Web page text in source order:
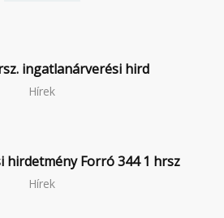
ingatlanárverési hird
Hírek
hirdetmény Forró 344 1 hrsz
Hírek